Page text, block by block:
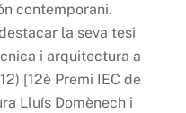
contemporani.
la seva tesi
i arquitectura a
[12è Premi IEC de
Lluís Domènech i